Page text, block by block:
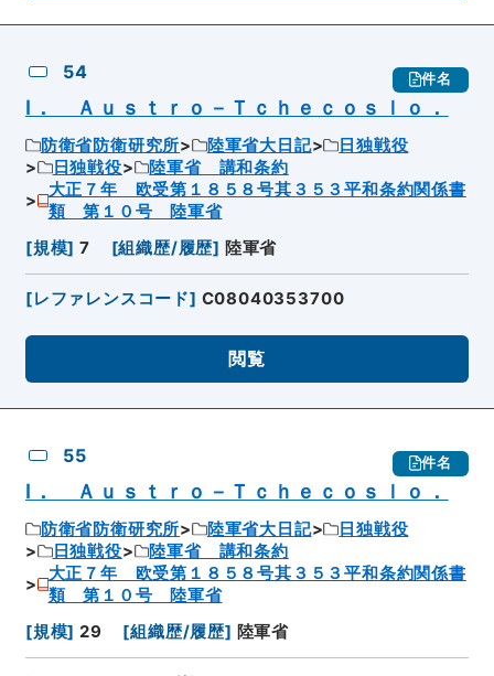
54 件名
Ⅰ． Ａｕｓｔｒｏ－Ｔｃｈｅｃｏｓｌｏ．
防衛省防衛研究所 陸軍省大日記
日独戦役
日独戦役
陸軍省 講和条約
大正７年 欧受第１８５８号其３５３平和条約関係書
類 第１０号 陸軍省
[規模] 7 [組織歴/履歴] 陸軍省
[レファレンスコード] C08040353700
閲覧
55 件名
Ⅰ． Ａｕｓｔｒｏ－Ｔｃｈｅｃｏｓｌｏ．
防衛省防衛研究所 陸軍省大日記
日独戦役
日独戦役
陸軍省 講和条約
大正７年 欧受第１８５８号其３５３平和条約関係書
類 第１０号 陸軍省
[規模] 29 [組織歴/履歴] 陸軍省